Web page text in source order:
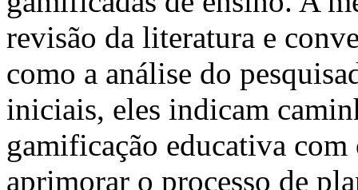
revisão da literatura e
como a análise do
iniciais, eles indicam
gamificação educativa
aprimorar o processo de